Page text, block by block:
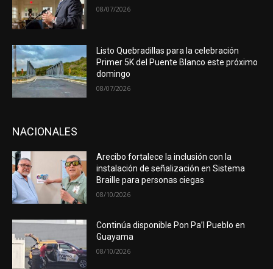
08/07/2026
Listo Quebradillas para la celebración
Primer 5K del Puente Blanco este próximo
domingo
08/07/2026
NACIONALES
Arecibo fortalece la inclusión con la
instalación de señalización en Sistema
Braille para personas ciegas
08/10/2026
Continúa disponible Pon Pa’l Pueblo en
Guayama
08/10/2026